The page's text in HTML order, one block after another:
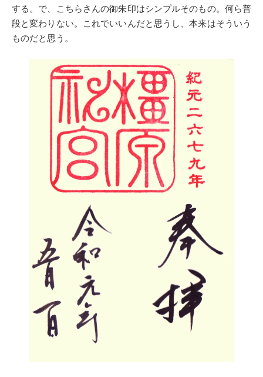
する。で、こちらさんの御朱印はシンプルそのもの。何ら普
段と変わりない。これでいいんだと思うし、本来はそういう
ものだと思う。